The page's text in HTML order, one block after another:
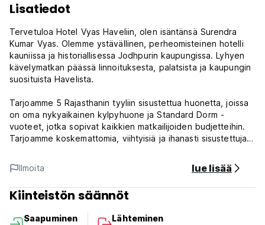
Lisatiedot
Tervetuloa Hotel Vyas Haveliin, olen isäntänsä Surendra
Kumar Vyas. Olemme ystävällinen, perheomisteinen hotelli
kauniissa ja historiallisessa Jodhpurin kaupungissa. Lyhyen
kävelymatkan päässä linnoituksesta, palatsista ja kaupungin
suosituista Havelista.
Tarjoamme 5 Rajasthanin tyyliin sisustettua huonetta, joissa
on oma nykyaikainen kylpyhuone ja Standard Dorm -
vuoteet, jotka sopivat kaikkien matkailijoiden budjetteihin.
Tarjoamme koskemattomia, viihtyisiä ja ihanasti sisustettuja
tarjoamaan miellyttävää ja ystävällistä palvelua
kaupunkinäköalalla.
Meillä on hotelli- ja ravintolatilat ja tarjoamme myös erilaisia ​​
kiertoajelu (mukaan lukien kiertoajelut, kameli- ja
Ilmoita lue lisää
Kiinteistön säännöt
Saapuminen
Lähteminen